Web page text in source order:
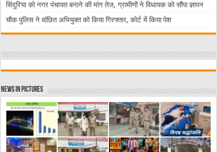
सिंदुरिया को नगर पंचायत बनाने की मांग तेज, ग्रामीणों ने विधायक को सौंपा ज्ञापन
चौक पुलिस ने वांछित अभियुक्त को किया गिरफ्तार, कोर्ट में किया पेश
News in Pictures